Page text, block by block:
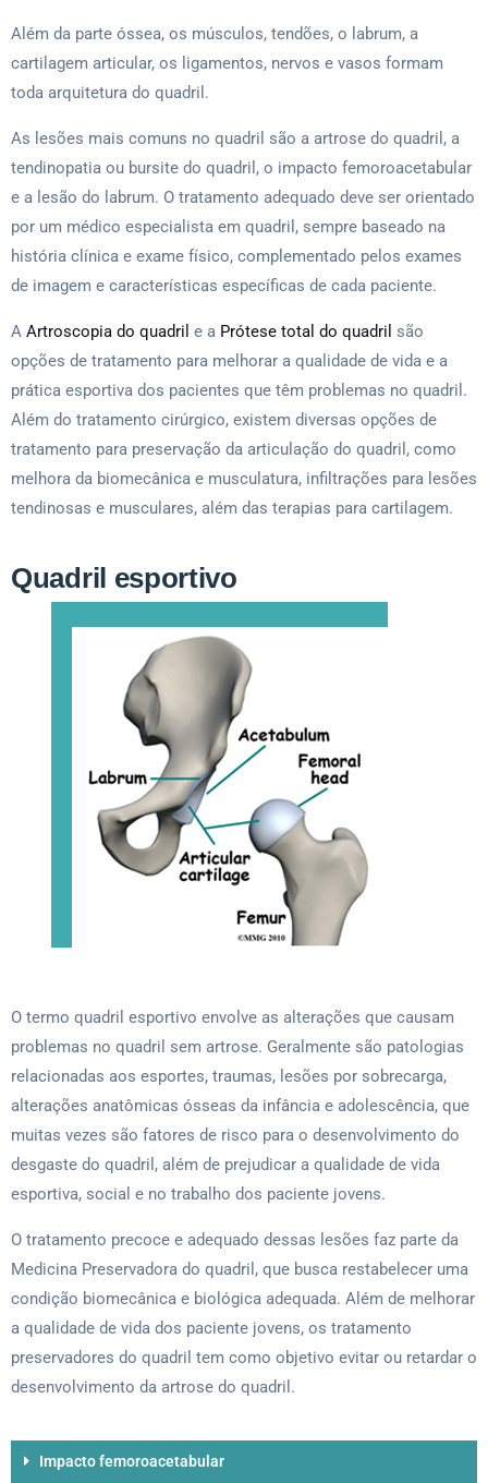
Além da parte óssea, os músculos, tendões, o labrum, a
cartilagem articular, os ligamentos, nervos e vasos formam
toda arquitetura do quadril.
As lesões mais comuns no quadril são a artrose do quadril, a
tendinopatia ou bursite do quadril, o impacto femoroacetabular
e a lesão do labrum. O tratamento adequado deve ser orientado
por um médico especialista em quadril, sempre baseado na
história clínica e exame físico, complementado pelos exames
de imagem e características específicas de cada paciente.
A Artroscopia do quadril e a Prótese total do quadril são
opções de tratamento para melhorar a qualidade de vida e a
prática esportiva dos pacientes que têm problemas no quadril.
Além do tratamento cirúrgico, existem diversas opções de
tratamento para preservação da articulação do quadril, como
melhora da biomecânica e musculatura, infiltrações para lesões
tendinosas e musculares, além das terapias para cartilagem.
Quadril esportivo
O termo quadril esportivo envolve as alterações que causam
problemas no quadril sem artrose. Geralmente são patologias
relacionadas aos esportes, traumas, lesões por sobrecarga,
alterações anatômicas ósseas da infância e adolescência, que
muitas vezes são fatores de risco para o desenvolvimento do
desgaste do quadril, além de prejudicar a qualidade de vida
esportiva, social e no trabalho dos paciente jovens.
O tratamento precoce e adequado dessas lesões faz parte da
Medicina Preservadora do quadril, que busca restabelecer uma
condição biomecânica e biológica adequada. Além de melhorar
a qualidade de vida dos paciente jovens, os tratamento
preservadores do quadril tem como objetivo evitar ou retardar o
desenvolvimento da artrose do quadril.
Impacto femoroacetabular